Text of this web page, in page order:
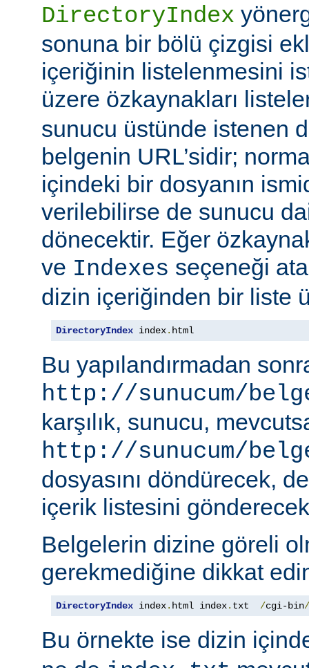
DirectoryIndex
sonuna bir bölü çizgisi
içeriğinin listelenmesini
üzere özkaynakları
sunucu üstünde istenen
belgenin URL’sidir;
içindeki bir dosyanın
verilebilirse de sunucu
dönecektir. Eğer
ve Indexes seçeneği
dizin içeriğinden bir liste
DirectoryIndex index. html
Bu yapılandırmadan
http://sunucum/
karşılık, sunucu,
http://sunucum/
dosyasını döndürecek,
içerik listesini
Belgelerin dizine göreli
gerekmediğine dikkat
DirectoryIndex index. html index. txt /cgi-bin/
Bu örnekte ise dizin